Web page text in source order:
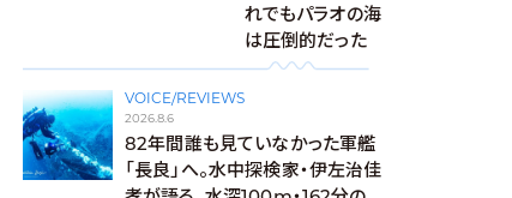
れでもパラオの海
は圧倒的だった
VOICE/REVIEWS
2026.8.6
82年間誰も見ていなかった軍艦
「長良」へ。水中探検家・伊左治佳